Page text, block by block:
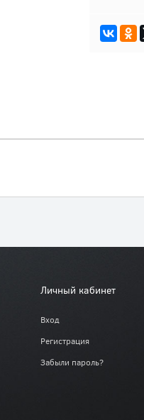
Личный кабинет
Вход
Регистрация
Забыли пароль?